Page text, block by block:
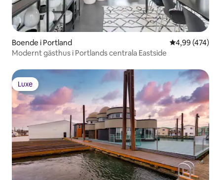
Boende i Portland 4,99 av 5 i
4,99 (474)
Modernt gästhus i Portlands centrala Eastside
Luxe
Luxe